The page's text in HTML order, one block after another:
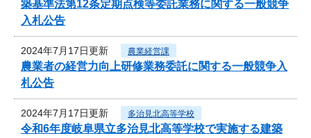
築基準法第12条定期点検等委託業務に関する一般競争
入札公告
2024年7月17日更新 農業経営課
農業者の経営力向上研修業務委託に関する一般競争入
札公告
2024年7月17日更新 多治見北高等学校
令和6年度岐阜県立多治見北高等学校で実施する建築